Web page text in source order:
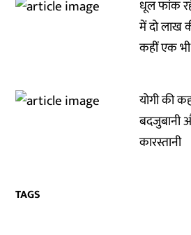
धूल फांक
में दो लाख
कहीं एक
योगी की
बदजुबानी
कारस्तानी
TAGS